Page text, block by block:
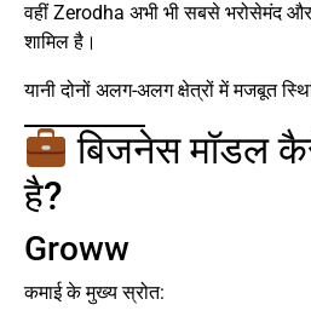
वहीं Zerodha अभी भी सबसे भरोसेमंद
शामिल है।
यानी दोनों अलग-अलग क्षेत्रों में मजबूत
बिजनेस मॉडल
है?
Groww
कमाई के मुख्य स्रोत: